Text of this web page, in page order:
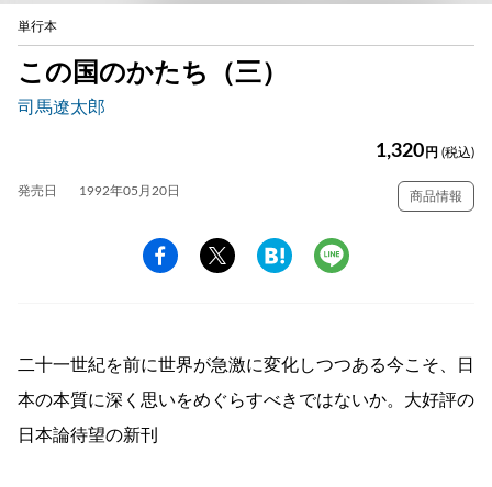
単行本
この国のかたち（三）
司馬遼太郎
1,320 円 (税込)
発売日 1992年05月20日 商品情報
二十一世紀を前に世界が急激に変化しつつある今こそ、日
本の本質に深く思いをめぐらすべきではないか。大好評の
日本論待望の新刊